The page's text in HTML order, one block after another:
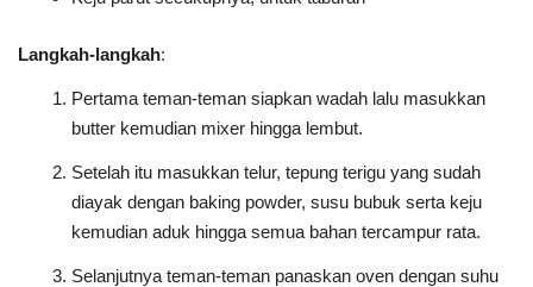
Langkah-langkah:
Pertama teman-teman siapkan wadah lalu masukkan
butter kemudian mixer hingga lembut.
Setelah itu masukkan telur, tepung terigu yang sudah
diayak dengan baking powder, susu bubuk serta keju
kemudian aduk hingga semua bahan tercampur rata.
Selanjutnya teman-teman panaskan oven dengan suhu